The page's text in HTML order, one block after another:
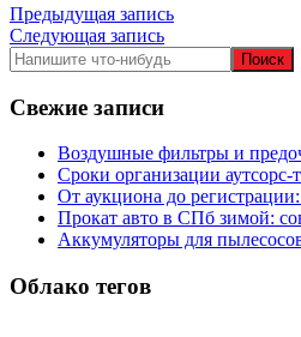
Навигация
по
записям
Предыдущая запись
Следующая запись
Свежие записи
Воздушные фильтры и
Сроки организации
От аукциона до
Прокат авто в СПб зимой:
Аккумуляторы для
Облако тегов